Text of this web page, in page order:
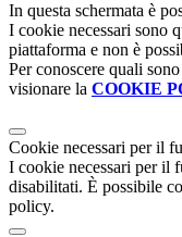
In questa schermata è
I cookie necessari sono
piattaforma e non è
Per conoscere quali
visionare la COOKIE
Cookie necessari per il
I cookie necessari per il
disabilitati. È possibile
policy.